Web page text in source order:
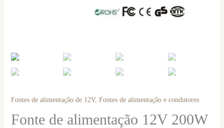
Fontes de alimentação de 12V, Fontes de alimentação e condutores
Fonte de alimentação 12V 200W